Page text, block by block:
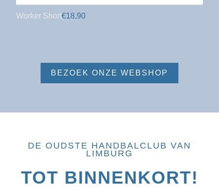
Worker Short€18,90
BEZOEK ONZE WEBSHOP
DE OUDSTE HANDBALCLUB VAN
LIMBURG
TOT BINNENKORT!